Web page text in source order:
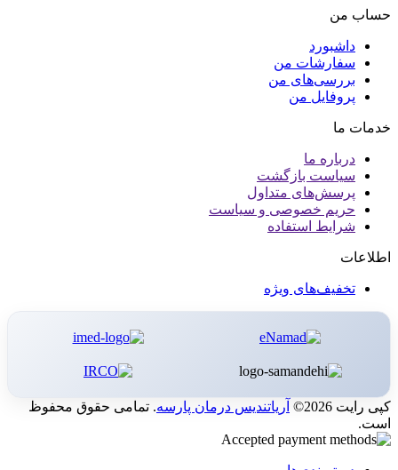
حساب من
داشبورد
سفارشات من
بررسی‌های من
پروفایل من
خدمات ما
درباره ما
سیاست بازگشت
پرسش‌های متداول
حریم خصوصی و سیاست
شرایط استفاده
اطلاعات
تخفیف‌های ویژه
کپی رایت 2026© آریاتندیس درمان پارسه. تمامی حقوق محفوظ
است.